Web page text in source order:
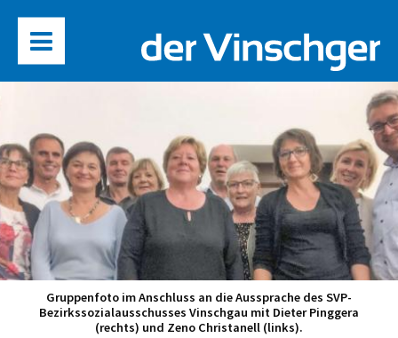
Gruppenfoto im Anschluss an die Aussprache des SVP-
Bezirkssozialausschusses Vinschgau mit Dieter Pinggera
(rechts) und Zeno Christanell (links).